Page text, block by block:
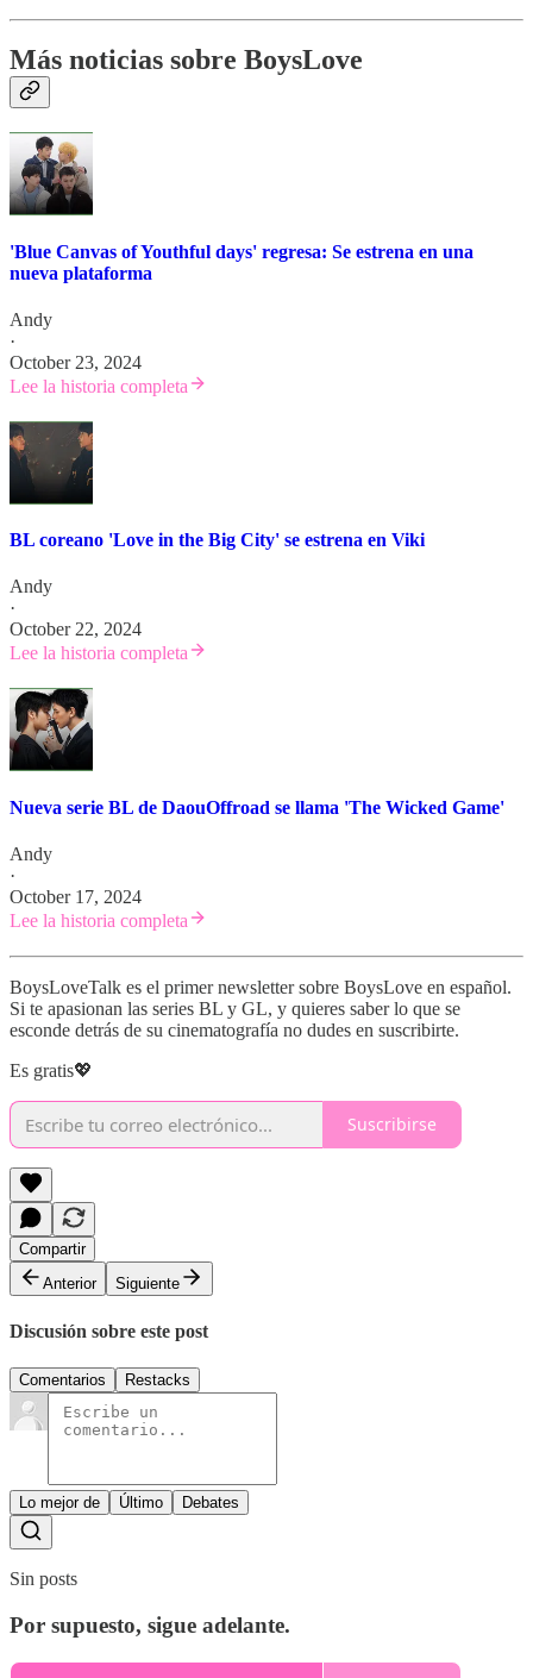
Más noticias sobre BoysLove
'Blue Canvas of Youthful days' regresa: Se estrena en una
nueva plataforma
Andy
·
October 23, 2024
Lee la historia completa
BL coreano 'Love in the Big City' se estrena en Viki
Andy
·
October 22, 2024
Lee la historia completa
Nueva serie BL de DaouOffroad se llama 'The Wicked Game'
Andy
·
October 17, 2024
Lee la historia completa
BoysLoveTalk es el primer newsletter sobre BoysLove en español.
Si te apasionan las series BL y GL, y quieres saber lo que se
esconde detrás de su cinematografía no dudes en suscribirte.
Es gratis💖
Suscribirse
Compartir
Anterior
Siguiente
Discusión sobre este post
Comentarios Restacks
Lo mejor de Último Debates
Sin posts
Por supuesto, sigue adelante.